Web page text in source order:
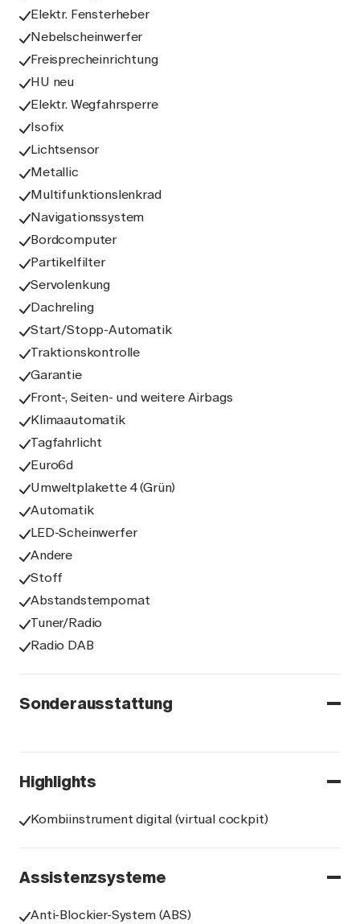
Elektr. Fensterheber
Nebelscheinwerfer
Freisprecheinrichtung
HU neu
Elektr. Wegfahrsperre
Isofix
Lichtsensor
Metallic
Multifunktionslenkrad
Navigationssystem
Bordcomputer
Partikelfilter
Servolenkung
Dachreling
Start/Stopp-Automatik
Traktionskontrolle
Garantie
Front-, Seiten- und weitere Airbags
Klimaautomatik
Tagfahrlicht
Euro6d
Umweltplakette 4 (Grün)
Automatik
LED-Scheinwerfer
Andere
Stoff
Abstandstempomat
Tuner/Radio
Radio DAB
Sonderausstattung
Highlights
Kombiinstrument digital (virtual cockpit)
Assistenzsysteme
Anti-Blockier-System (ABS)